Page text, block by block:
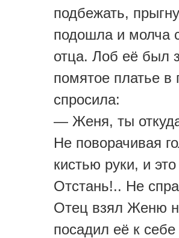
подбежать,
подошла и молча
отца. Лоб её был
помятое платье в
спросила:
— Женя, ты
Не поворачивая
кистью руки, и
Отстань!.. Не
Отец взял Женю
посадил её к